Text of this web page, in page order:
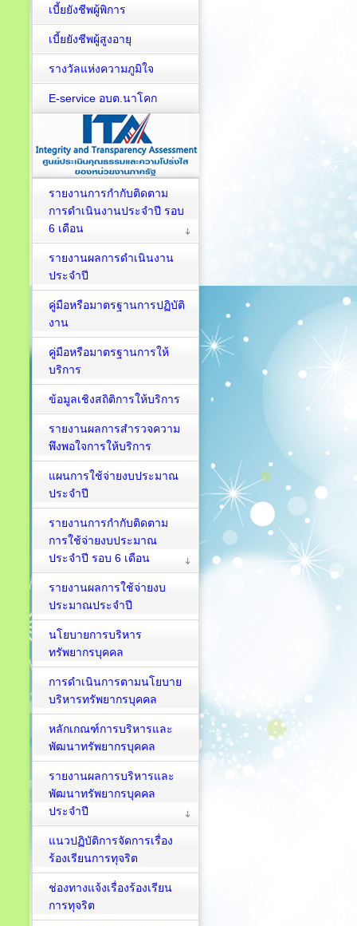
เบี้ยยังชีพผู้พิการ
เบี้ยยังชีพผู้สูงอายุ
รางวัลแห่งความภูมิใจ
E-service อบต.นาโคก
รายงานการกำกับติดตาม
การดำเนินงานประจำปี รอบ
6 เดือน
รายงานผลการดำเนินงาน
ประจำปี
คู่มือหรือมาตรฐานการปฏิบัติ
งาน
คู่มือหรือมาตรฐานการให้
บริการ
ข้อมูลเชิงสถิติการให้บริการ
รายงานผลการสำรวจความ
พึงพอใจการให้บริการ
แผนการใช้จ่ายงบประมาณ
ประจำปี
รายงานการกำกับติดตาม
การใช้จ่ายงบประมาณ
ประจำปี รอบ 6 เดือน
รายงานผลการใช้จ่ายงบ
ประมาณประจำปี
นโยบายการบริหาร
ทรัพยากรบุคคล
การดำเนินการตามนโยบาย
บริหารทรัพยากรบุคคล
หลักเกณฑ์การบริหารและ
พัฒนาทรัพยากรบุคคล
รายงานผลการบริหารและ
พัฒนาทรัพยากรบุคคล
ประจำปี
แนวปฏิบัติการจัดการเรื่อง
ร้องเรียนการทุจริต
ช่องทางแจ้งเรื่องร้องเรียน
การทุจริต